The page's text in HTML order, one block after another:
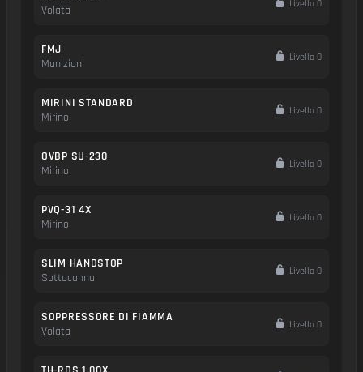
Volata
Livello 0
FMJ
Munizioni
Livello 0
MIRINI STANDARD
Mirino
Livello 0
OVBP SU-230
Mirino
Livello 0
PVQ-31 4X
Mirino
Livello 0
SLIM HANDSTOP
Sottocanna
Livello 0
SOPPRESSORE DI FIAMMA
Volata
Livello 0